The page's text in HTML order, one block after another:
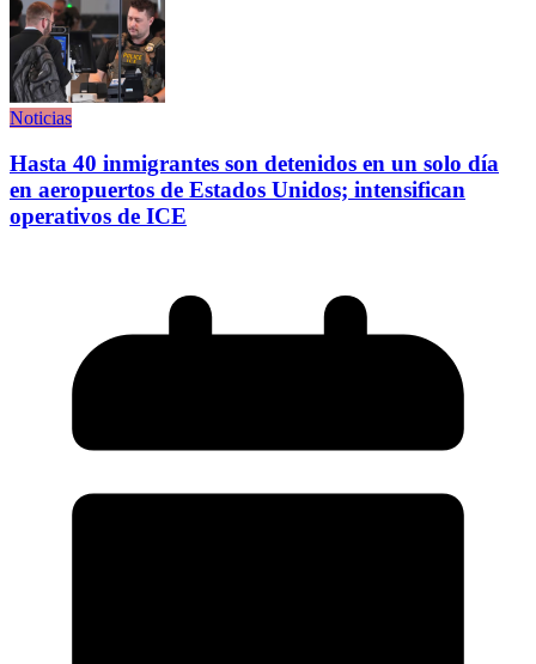
Noticias
Hasta 40 inmigrantes son detenidos en un solo día
en aeropuertos de Estados Unidos; intensifican
operativos de ICE